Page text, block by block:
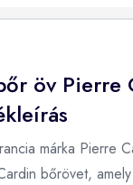
öv Pierre
márka Pierre
bőrövet,